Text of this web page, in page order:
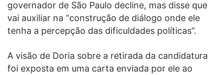
governador de São Paulo decline, mas disse que
vai auxiliar na “construção de diálogo onde ele
tenha a percepção das dificuldades políticas”.
A visão de Doria sobre a retirada da candidatura
foi exposta em uma carta enviada por ele ao